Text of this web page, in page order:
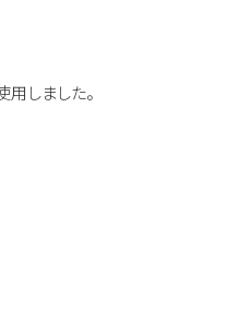
しました。